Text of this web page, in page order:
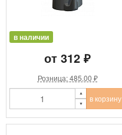
в наличии
от 312 ₽
Розница: 485.00 ₽
в корзину